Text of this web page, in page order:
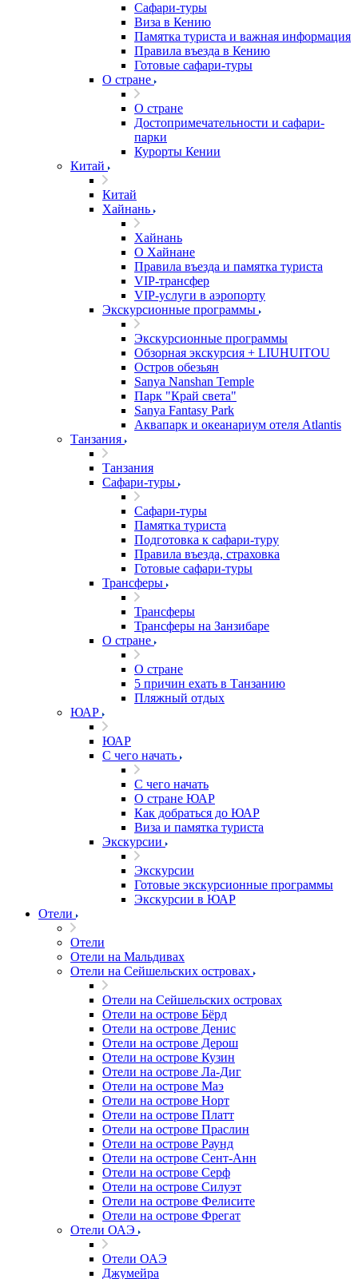
Сафари-туры
Виза в Кению
Памятка туриста и важная информация
Правила въезда в Кению
Готовые сафари-туры
О стране
О стране
Достопримечательности и сафари-
парки
Курорты Кении
Китай
Китай
Хайнань
Хайнань
О Хайнане
Правила въезда и памятка туриста
VIP-трансфер
VIP-услуги в аэропорту
Экскурсионные программы
Экскурсионные программы
Обзорная экскурсия + LIUHUITOU
Остров обезьян
Sanya Nanshan Temple
Парк "Край света"
Sanya Fantasy Park
Аквапарк и океанариум отеля Atlantis
Танзания
Танзания
Сафари-туры
Сафари-туры
Памятка туриста
Подготовка к сафари-туру
Правила въезда, страховка
Готовые сафари-туры
Трансферы
Трансферы
Трансферы на Занзибаре
О стране
О стране
5 причин ехать в Танзанию
Пляжный отдых
ЮАР
ЮАР
С чего начать
С чего начать
О стране ЮАР
Как добраться до ЮАР
Виза и памятка туриста
Экскурсии
Экскурсии
Готовые экскурсионные программы
Экскурсии в ЮАР
Отели
Отели
Отели на Мальдивах
Отели на Сейшельских островах
Отели на Сейшельских островах
Отели на острове Бёрд
Отели на острове Денис
Отели на острове Дерош
Отели на острове Кузин
Отели на острове Ла-Диг
Отели на острове Маэ
Отели на острове Норт
Отели на острове Платт
Отели на острове Праслин
Отели на острове Раунд
Отели на острове Сент-Анн
Отели на острове Серф
Отели на острове Силуэт
Отели на острове Фелисите
Отели на острове Фрегат
Отели ОАЭ
Отели ОАЭ
Джумейра